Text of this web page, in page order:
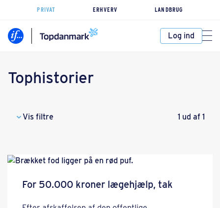
PRIVAT ERHVERV LANDBRUG
Log ind
Tophistorier
Vis filtre 1 ud af 1
For 50.000 kroner lægehjælp, tak